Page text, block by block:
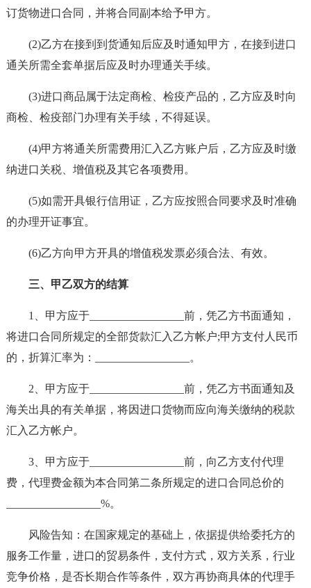
订货物进口合同，并将合同副本给予甲方。
(2)乙方在接到到货通知后应及时通知甲方，在接到进口
通关所需全套单据后应及时办理通关手续。
(3)进口商品属于法定商检、检疫产品的，乙方应及时向
商检、检疫部门办理有关手续，不得延误。
(4)甲方将通关所需费用汇入乙方账户后，乙方应及时缴
纳进口关税、增值税及其它各项费用。
(5)如需开具银行信用证，乙方应按照合同要求及时准确
的办理开证事宜。
(6)乙方向甲方开具的增值税发票必须合法、有效。
三、甲乙双方的结算
1、甲方应于_________________前，凭乙方书面通知，
将进口合同所规定的全部货款汇入乙方帐户;甲方支付人民币
的，折算汇率为：_________________。
2、甲方应于_________________前，凭乙方书面通知及
海关出具的有关单据，将因进口货物而应向海关缴纳的税款
汇入乙方帐户。
3、甲方应于_________________前，向乙方支付代理
费，代理费金额为本合同第二条所规定的进口合同总价的
_________________%。
风险告知：在国家规定的基础上，依据提供给委托方的
服务工作量，进口的贸易条件，支付方式，双方关系，行业
竞争价格，是否长期合作等条件，双方再协商具体的代理手